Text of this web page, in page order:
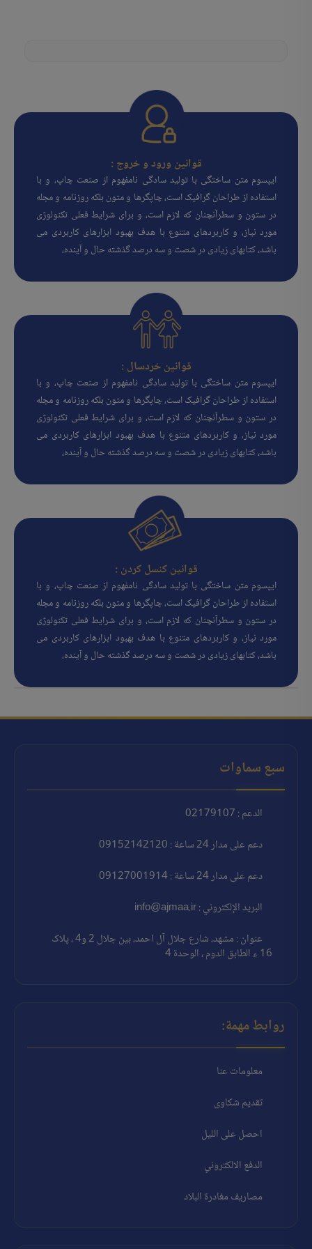
قوانین ورود و خروج :
ایپسوم متن ساختگی با تولید سادگی نامفهوم از صنعت چاپ، و با
استفاده از طراحان گرافیک است، چاپگرها و متون بلکه روزنامه و مجله
در ستون و سطرآنچنان که لازم است، و برای شرایط فعلی تکنولوژی
مورد نیاز، و کاربردهای متنوع با هدف بهبود ابزارهای کاربردی می
باشد، کتابهای زیادی در شصت و سه درصد گذشته حال و آینده،
قوانین خردسال :
ایپسوم متن ساختگی با تولید سادگی نامفهوم از صنعت چاپ، و با
استفاده از طراحان گرافیک است، چاپگرها و متون بلکه روزنامه و مجله
در ستون و سطرآنچنان که لازم است، و برای شرایط فعلی تکنولوژی
مورد نیاز، و کاربردهای متنوع با هدف بهبود ابزارهای کاربردی می
باشد، کتابهای زیادی در شصت و سه درصد گذشته حال و آینده،
قوانین کنسل کردن :
ایپسوم متن ساختگی با تولید سادگی نامفهوم از صنعت چاپ، و با
استفاده از طراحان گرافیک است، چاپگرها و متون بلکه روزنامه و مجله
در ستون و سطرآنچنان که لازم است، و برای شرایط فعلی تکنولوژی
مورد نیاز، و کاربردهای متنوع با هدف بهبود ابزارهای کاربردی می
باشد، کتابهای زیادی در شصت و سه درصد گذشته حال و آینده،
سبع سماوات
الدعم : 02179107
دعم على مدار 24 ساعة : 09152142120
دعم على مدار 24 ساعة : 09127001914
البريد الإلكتروني : info@ajmaa.ir
عنوان : مشهد، شارع جلال آل احمد، بين جلال 2 و4 ، پلاک
16 ء الطابق الدوم ، الوحدة 4
روابط مهمة:
معلومات عنا
تقديم شكاوى
احصل على الليل
الدفع الالكتروني
مصاريف مغادرة البلاد